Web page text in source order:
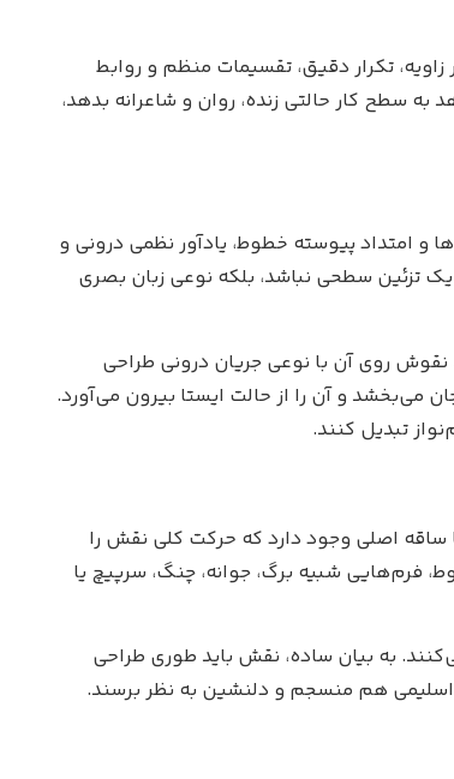
تکرار دقیق، تقسیمات منظم و روابط
سطح کار حالتی زنده، روان و شاعرانه بدهد،
و امتداد پیوسته خطوط، یادآور نظمی درونی و
تزئین سطحی نباشد، بلکه نوعی زبان بصری
روی آن با نوعی جریان درونی طراحی
و آن را از حالت ایستا بیرون می‌آورد.
تبدیل کنند.
ساقه اصلی وجود دارد که حرکت کلی نقش را
فرم‌هایی شبیه برگ، جوانه، چنگ، سرپیچ یا
به بیان ساده، نقش باید طوری طراحی
هم منسجم و دلنشین به نظر برسند.